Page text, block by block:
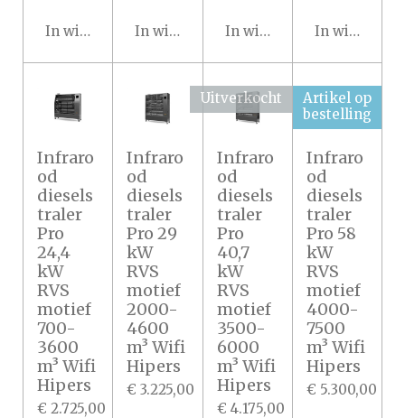
In winkelwagenIn winkelwagenIn winkelwagen
In
Infraro
od
diesels
traler
Pro
24,4
kW
RVS
motief
700-
3600
m³ Wifi
Hipers
€ 2.725,00
Infraro
od
diesels
traler
Pro 29
kW
RVS
motief
2000-
4600
m³ Wifi
Hipers
€ 3.225,00
Uitverkocht
Infraro
od
diesels
traler
Pro
40,7
kW
RVS
motief
3500-
6000
m³ Wifi
Hipers
€ 4.175,00
Artikel op
bestelling
Infraro
od
diesels
traler
Pro 58
kW
RVS
motief
4000-
7500
m³ Wifi
Hipers
€ 5.300,00